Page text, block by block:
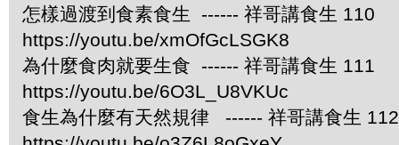
怎樣過渡到食素食生 ------ 祥哥講食生 110
https://youtu.be/xmOfGcLSGK8
為什麼食肉就要生食 ------ 祥哥講食生 111
https://youtu.be/6O3L_U8VKUc
食生為什麼有天然規律 ------ 祥哥講食生 112